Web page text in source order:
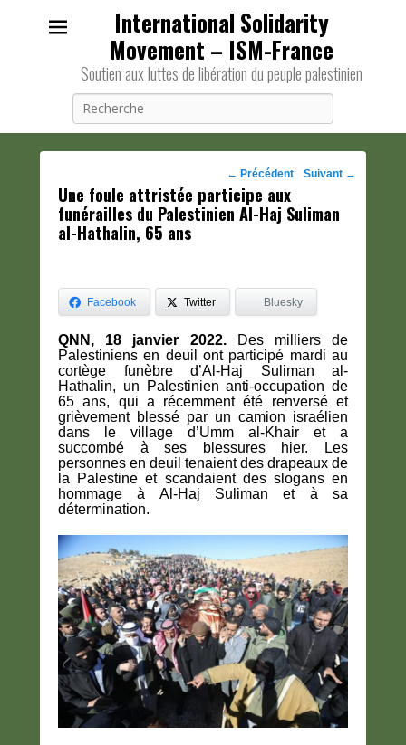
International Solidarity
Movement – ISM-France
Soutien aux luttes de libération du peuple palestinien
Navigation
des
← Précédent Suivant →
Une foule attristée participe aux
funérailles du Palestinien Al-Haj Suliman
al-Hathalin, 65 ans
Facebook Twitter Bluesky
QNN, 18 janvier 2022.
Des milliers de
Palestiniens en deuil ont participé mardi au
cortège funèbre d’Al-Haj Suliman al-
Hathalin, un Palestinien anti-occupation de
65 ans, qui a récemment été renversé et
grièvement blessé par un camion israélien
dans le village d’Umm al-Khair et a
succombé à ses blessures hier. Les
personnes en deuil tenaient des drapeaux de
la Palestine et scandaient des slogans en
hommage à Al-Haj Suliman et à sa
détermination.